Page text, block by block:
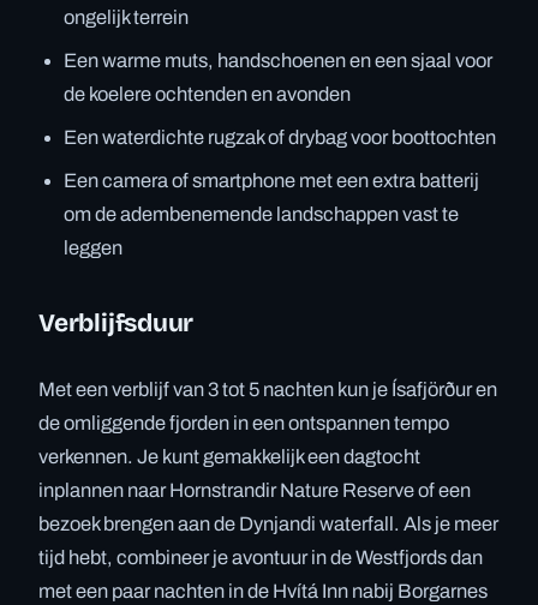
ongelijk terrein
Een warme muts, handschoenen en een sjaal voor
de koelere ochtenden en avonden
Een waterdichte rugzak of drybag voor boottochten
Een camera of smartphone met een extra batterij
om de adembenemende landschappen vast te
leggen
Verblijfsduur
Met een verblijf van 3 tot 5 nachten kun je Ísafjörður en
de omliggende fjorden in een ontspannen tempo
verkennen. Je kunt gemakkelijk een dagtocht
inplannen naar Hornstrandir Nature Reserve of een
bezoek brengen aan de Dynjandi waterfall. Als je meer
tijd hebt, combineer je avontuur in de Westfjords dan
met een paar nachten in de Hvítá Inn nabij Borgarnes